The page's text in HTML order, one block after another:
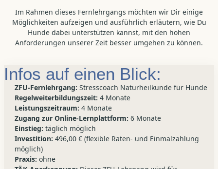
Im Rahmen dieses Fernlehrgangs möchten wir Dir einige
Möglichkeiten aufzeigen und ausführlich erläutern, wie Du
Hunde dabei unterstützen kannst, mit den hohen
Anforderungen unserer Zeit besser umgehen zu können.
Infos auf einen Blick:
ZFU-Fernlehrgang: Stresscoach Naturheilkunde für Hunde
Regelweiterbildungszeit: 4 Monate
Leistungszeitraum: 4 Monate
Zugang zur Online-Lernplattform: 6 Monate
Einstieg: täglich möglich
Investition:496,00 € (flexible Raten- und Einmalzahlung
möglich)
Praxis:ohne